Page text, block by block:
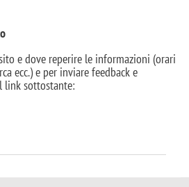
e dove reperire le informazioni (orari
ecc.) e per inviare feedback e
link sottostante: